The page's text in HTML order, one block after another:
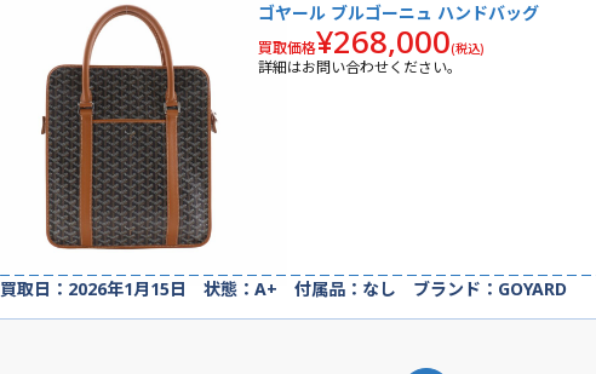
ゴヤール ブルゴーニュ ハンドバッグ
買取価格¥268,000(税込)
詳細はお問い合わせください。
買取日：2026年1月15日 状態：A+ 付属品：なし ブランド：GOYARD